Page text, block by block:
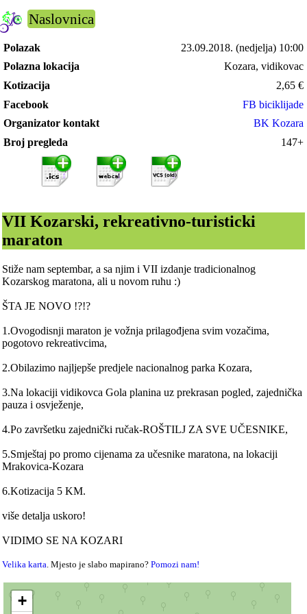
Naslovnica
Polazak 23.09.2018. (nedjelja) 10:00
Polazna lokacija
Kozara, vidikovac
Kotizacija
2,65 €
Facebook
FB biciklijade
Organizator kontakt
BK Kozara
Broj pregleda
147+
VII Kozarski, rekreativno-turisticki
maraton
Stiže nam septembar, a sa njim i VII izdanje tradicionalnog
Kozarskog maratona, ali u novom ruhu :)
ŠTA JE NOVO !?!?
1.Ovogodisnji maraton je vožnja prilagođjena svim vozačima,
pogotovo rekreativcima,
2.Obilazimo najljepše predjele nacionalnog parka Kozara,
3.Na lokaciji vidikovca Gola planina uz prekrasan pogled, zajednička
pauza i osvježenje,
4.Po završetku zajednički ručak-ROŠTILJ ZA SVE UČESNIKE,
5.Smještaj po promo cijenama za učesnike maratona, na lokaciji
Mrakovica-Kozara
6.Kotizacija 5 KM.
više detalja uskoro!
VIDIMO SE NA KOZARI
Velika karta . Mjesto je slabo mapirano?Pomozi nam!
+